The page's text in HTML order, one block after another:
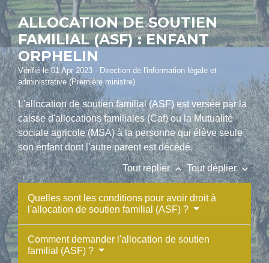
ALLOCATION DE SOUTIEN
FAMILIAL (ASF) : ENFANT
ORPHELIN
Vérifié le 01 Apr 2023 - Direction de l'information légale et
administrative (Première ministre)
L'allocation de soutien familial (ASF) est versée par la
caisse d'allocations familiales (Caf) ou la Mutualité
sociale agricole (MSA) à la personne qui élève seule
son enfant dont l'autre parent est décédé.
Tout replierkeyboard_arrow_up Tout déplierkeyboard_arrow_down
Quelles sont les conditions pour avoir droit à
l'allocation de soutien familial (ASF) ?
Comment demander l'allocation de soutien
familial (ASF) ?